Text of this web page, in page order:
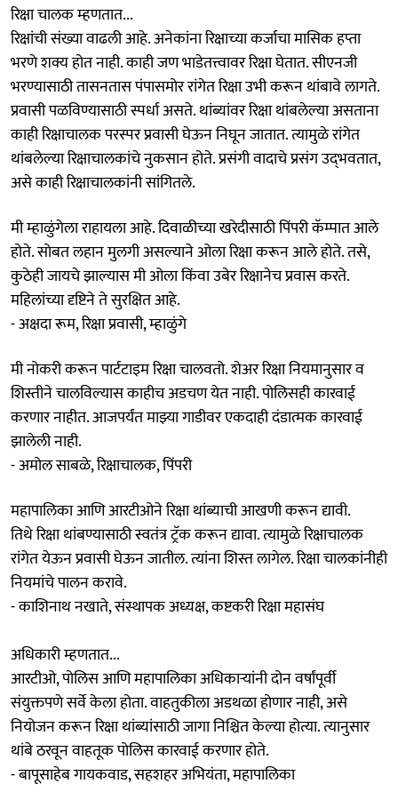
रिक्षा चालक म्हणतात...
रिक्षांची संख्या वाढली आहे. अनेकांना रिक्षाच्या कर्जाचा मासिक हप्ता
भरणे शक्य होत नाही. काही जण भाडेतत्त्वावर रिक्षा घेतात. सीएनजी
भरण्यासाठी तासनतास पंपासमोर रांगेत रिक्षा उभी करून थांबावे लागते.
प्रवासी पळविण्यासाठी स्पर्धा असते. थांब्यांवर रिक्षा थांबलेल्या असताना
काही रिक्षाचालक परस्पर प्रवासी घेऊन निघून जातात. त्यामुळे रांगेत
थांबलेल्या रिक्षाचालकांचे नुकसान होते. प्रसंगी वादाचे प्रसंग उद्‍भवतात,
असे काही रिक्षाचालकांनी सांगितले.
मी म्हाळुंगेला राहायला आहे. दिवाळीच्या खरेदीसाठी पिंपरी कॅम्पात आले
होते. सोबत लहान मुलगी असल्याने ओला रिक्षा करून आले होते. तसे,
कुठेही जायचे झाल्यास मी ओला किंवा उबेर रिक्षानेच प्रवास करते.
महिलांच्या दृष्टिने ते सुरक्षित आहे.
- अक्षदा रूम, रिक्षा प्रवासी, म्हाळुंगे
मी नोकरी करून पार्टटाइम रिक्षा चालवतो. शेअर रिक्षा नियमानुसार व
शिस्तीने चालविल्यास काहीच अडचण येत नाही. पोलिसही कारवाई
करणार नाहीत. आजपर्यंत माझ्या गाडीवर एकदाही दंडात्मक कारवाई
झालेली नाही.
- अमोल साबळे, रिक्षाचालक, पिंपरी
महापालिका आणि आरटीओने रिक्षा थांब्याची आखणी करून द्यावी.
तिथे रिक्षा थांबण्यासाठी स्वतंत्र ट्रॅक करून द्यावा. त्यामुळे रिक्षाचालक
रांगेत येऊन प्रवासी घेऊन जातील. त्यांना शिस्त लागेल. रिक्षा चालकांनीही
नियमांचे पालन करावे.
- काशिनाथ नखाते, संस्थापक अध्यक्ष, कष्टकरी रिक्षा महासंघ
अधिकारी म्हणतात...
आरटीओ, पोलिस आणि महापालिका अधिकाऱ्यांनी दोन वर्षांपूर्वी
संयुक्तपणे सर्वे केला होता. वाहतुकीला अडथळा होणार नाही, असे
नियोजन करून रिक्षा थांब्यांसाठी जागा निश्चित केल्या होत्या. त्यानुसार
थांबे ठरवून वाहतूक पोलिस कारवाई करणार होते.
- बापूसाहेब गायकवाड, सहशहर अभियंता, महापालिका